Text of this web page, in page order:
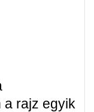
rajz egyik